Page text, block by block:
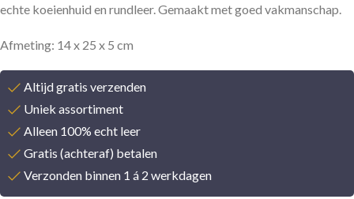
echte koeienhuid en rundleer. Gemaakt met goed vakmanschap.
Afmeting: 14 x 25 x 5 cm
Altijd gratis verzenden
Uniek assortiment
Alleen 100% echt leer
Gratis (achteraf) betalen
Verzonden binnen 1 á 2 werkdagen